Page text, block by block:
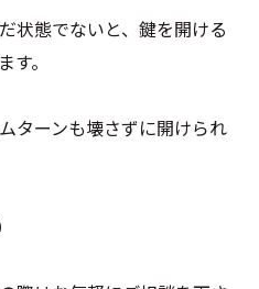
状態でないと、鍵を開ける
。
ターンも壊さずに開けられ